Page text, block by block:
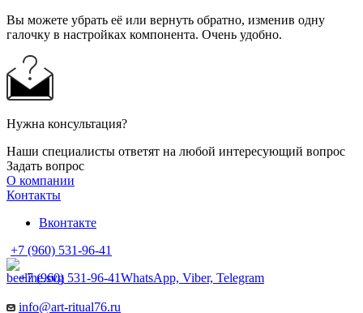
Вы можете убрать её или вернуть обратно, изменив одну
галочку в настройках компонента. Очень удобно.
Нужна консультация?
Наши специалисты ответят на любой интересующий вопрос
Задать вопрос
О компании
Контакты
Вконтакте
+7 (960) 531-96-41
+7 (960) 531-96-41WhatsApp, Viber, Telegram
info@art-ritual76.ru